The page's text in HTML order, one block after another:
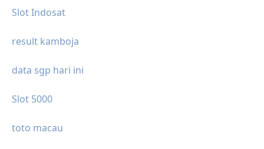
Slot Indosat
result kamboja
data sgp hari ini
Slot 5000
toto macau